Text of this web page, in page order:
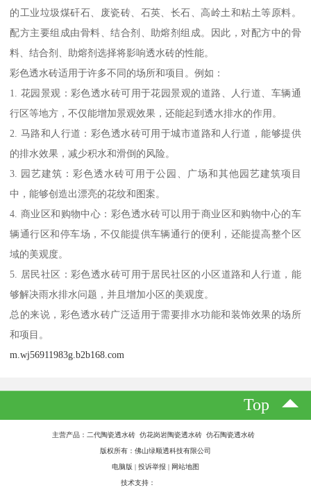
的工业垃圾煤矸石、废瓷砖、石英、长石、高岭土和粘土等原料。
配方主要组成由骨料、结合剂、助熔剂组成。因此，对配方中的骨
料、结合剂、助熔剂选择将影响透水砖的性能。
彩色透水砖适用于许多不同的场所和项目。例如：
1. 花园景观：彩色透水砖可用于花园景观的道路、人行道、车辆通
行区等地方，不仅能增加景观效果，还能起到透水排水的作用。
2. 马路和人行道：彩色透水砖可用于城市道路和人行道，能够提供
的排水效果，减少积水和滑倒的风险。
3. 园艺建筑：彩色透水砖可用于公园、广场和其他园艺建筑项目
中，能够创造出漂亮的花纹和图案。
4. 商业区和购物中心：彩色透水砖可以用于商业区和购物中心的车
辆通行区和停车场，不仅能提供车辆通行的便利，还能提高整个区
域的美观度。
5. 居民社区：彩色透水砖可用于居民社区的小区道路和人行道，能
够解决雨水排水问题，并且增加小区的美观度。
总的来说，彩色透水砖广泛适用于需要排水功能和装饰效果的场所
和项目。
m.wj56911983g.b2b168.com
Top
主营产品：二代陶瓷透水砖 仿花岗岩陶瓷透水砖 仿石陶瓷透水砖
版权所有：佛山绿顺透科技有限公司
电脑版 | 投诉举报 | 网站地图
技术支持：